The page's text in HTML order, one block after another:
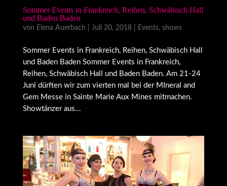
Sommer Events in Frankreich, Reihen, Schwäbisch Hall
und Baden Baden
von Elena Auerbach Juli 20, 2018| Events, shows
Sommer Events in Frankreich, Reihen, Schwäbisch Hall
und Baden Baden Sommer Events in Frankreich,
Reihen, Schwäbisch Hall und Baden Baden. Am 21-24
Juni dürften wir zum vierten mal bei der MIneral and
Gem Messe in Sainte Marie Aux Mines mitmachen.
Showtänzer aus...